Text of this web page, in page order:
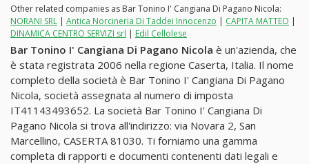
Other related companies as Bar Tonino I' Cangiana Di Pagano Nicola:
NORANI SRL | Antica Norcineria Di Taddei Innocenzo | CAPITA MATTEO |
DINAMICA CENTRO SERVIZI srl | Edil Cellolese
Bar Tonino I' Cangiana Di Pagano Nicola è un'azienda, che
è stata registrata 2006 nella regione Caserta, Italia. Il nome
completo della società è Bar Tonino I' Cangiana Di Pagano
Nicola, società assegnata al numero di imposta
IT41143493652. La società Bar Tonino I' Cangiana Di
Pagano Nicola si trova all'indirizzo: via Novara 2, San
Marcellino, CASERTA 81030. Ti forniamo una gamma
completa di rapporti e documenti contenenti dati legali e